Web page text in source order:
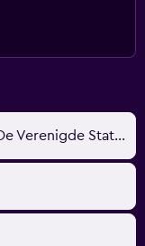
Downtown - Salt Lake City, UT, De Verenigde Staten